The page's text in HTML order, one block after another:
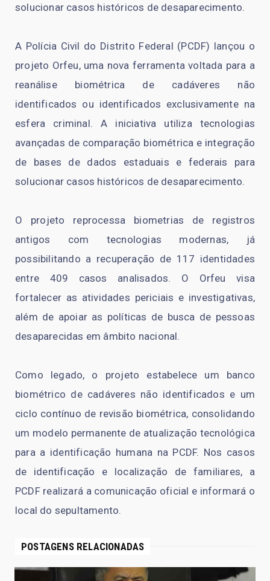
solucionar casos históricos de desaparecimento.
A Polícia Civil do Distrito Federal (PCDF) lançou o
projeto Orfeu, uma nova ferramenta voltada para a
reanálise biométrica de cadáveres não
identificados ou identificados exclusivamente na
esfera criminal. A iniciativa utiliza tecnologias
avançadas de comparação biométrica e integração
de bases de dados estaduais e federais para
solucionar casos históricos de desaparecimento.
O projeto reprocessa biometrias de registros
antigos com tecnologias modernas, já
possibilitando a recuperação de 117 identidades
entre 409 casos analisados. O Orfeu visa
fortalecer as atividades periciais e investigativas,
além de apoiar as políticas de busca de pessoas
desaparecidas em âmbito nacional.
Como legado, o projeto estabelece um banco
biométrico de cadáveres não identificados e um
ciclo contínuo de revisão biométrica, consolidando
um modelo permanente de atualização tecnológica
para a identificação humana na PCDF. Nos casos
de identificação e localização de familiares, a
PCDF realizará a comunicação oficial e informará o
local do sepultamento.
POSTAGENS RELACIONADAS